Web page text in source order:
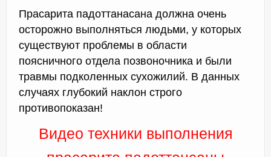
Прасарита падоттанасана должна очень
осторожно выполняться людьми, у которых
существуют проблемы в области
поясничного отдела позвоночника и были
травмы подколенных сухожилий. В данных
случаях глубокий наклон строго
противопоказан!
Видео техники выполнения